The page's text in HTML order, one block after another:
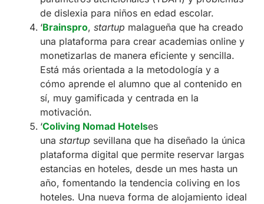
de dislexia para niños en edad escolar.
‘Brainspro, startup malagueña que ha creado
una plataforma para crear academias online y
monetizarlas de manera eficiente y sencilla.
Está más orientada a la metodología y a
cómo aprende el alumno que al contenido en
sí, muy gamificada y centrada en la
motivación.
‘Coliving Nomad Hotelses
una startup sevillana que ha diseñado la única
plataforma digital que permite reservar largas
estancias en hoteles, desde un mes hasta un
año, fomentando la tendencia coliving en los
hoteles. Una nueva forma de alojamiento ideal